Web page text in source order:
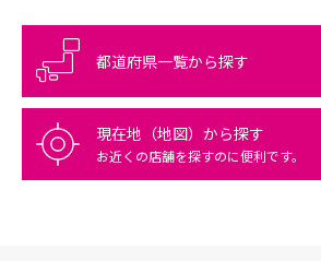
都道府県一覧から探す
現在地（地図）から探す
お近くの店舗を探すのに便利です。